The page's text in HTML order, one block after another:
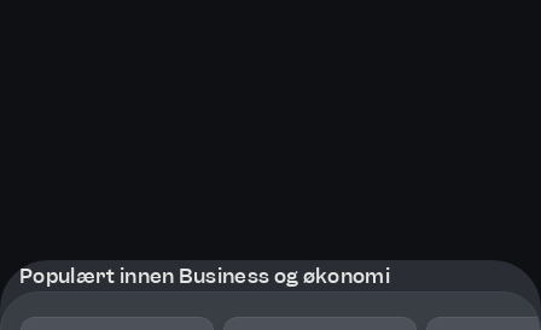
Populært innen Business og økonomi